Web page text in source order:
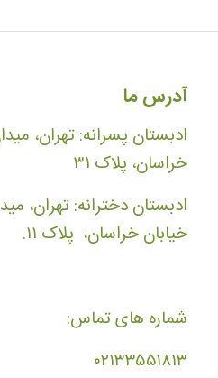
آدرس ما
ادبستان پسرانه: تهران،
خراسان، پلاک ۳۱
ادبستان دخترانه: تهران،
خیابان خراسان، پلاک ۱۱.
شماره های تماس:
۰۲۱۳۳۵۵۱۸۱۳